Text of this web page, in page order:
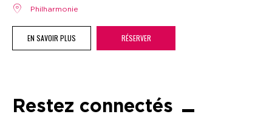
Philharmonie
EN SAVOIR PLUS RÉSERVER
Restez connectés